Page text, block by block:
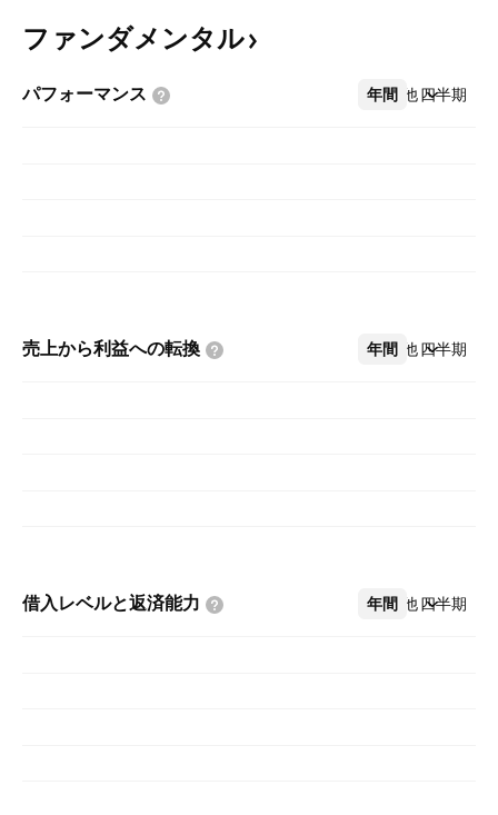
ファンダメンタル
パフォーマンス 年間 四半期
その他
売上から利益への転換 年間 四半期
その他
借入レベルと返済能力 年間 四半期
その他